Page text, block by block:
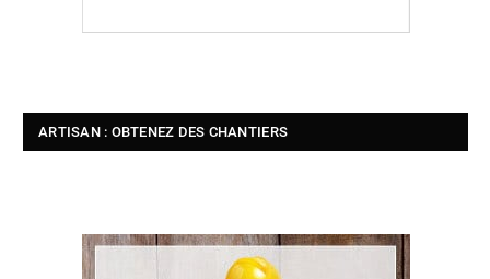
ARTISAN : OBTENEZ DES CHANTIERS